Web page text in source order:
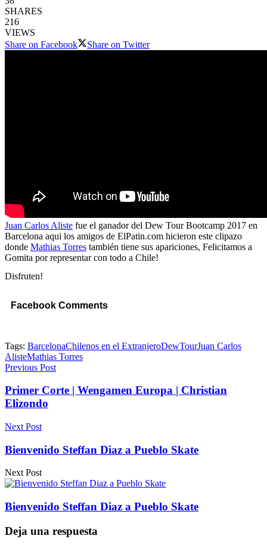
SHARES
216
VIEWS
Share on Facebook
Share on Twitter
Juan Carlos Aliste fue el ganador del Dew Tour Bootcamp 2017 en
Barcelona aqui los amigos de ElPatin.com hicieron este clipazo
donde Mathias Torres también tiene sus apariciones, Felicitamos a
Gomita por representar con todo a Chile!
Disfruten!
Facebook Comments
Tags: BarcelonaChilenos en el ExtranjeroDewTourJuan Carlos
AlisteMathias Torres
Previous Post
Primer Corte | Wengamen Europa | Christian
Elizondo
Next Post
Bienvenido Steffan Diaz a Pueblo Skate
Next Post
Bienvenido Steffan Diaz a Pueblo Skate
Deja una respuesta